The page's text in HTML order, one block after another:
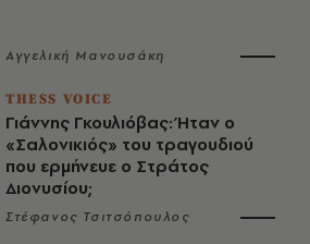
Αγγελική Μανουσάκη
THESS VOICE
Γιάννης Γκουλιόβας: Ήταν ο
«Σαλονικιός» του τραγουδιού
που ερμήνευε ο Στράτος
Διονυσίου;
Στέφανος Τσιτσόπουλος